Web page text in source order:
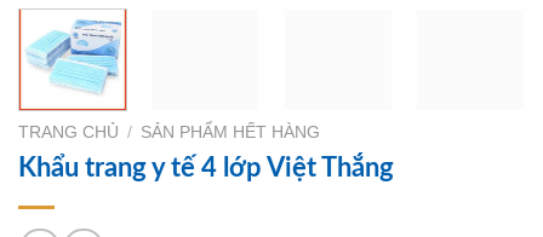
TRANG CHỦ / SẢN PHẨM HẾT HÀNG
Khẩu trang y tế 4 lớp Việt Thắng